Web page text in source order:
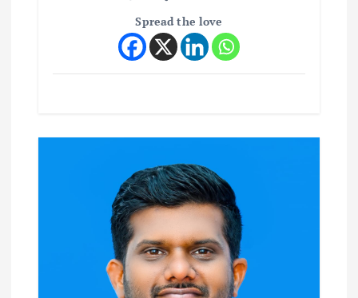
Spread the love